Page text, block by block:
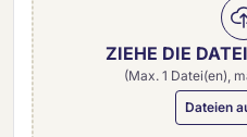
ZIEHE DIE
(Max. 1 Datei(en),
Dateien